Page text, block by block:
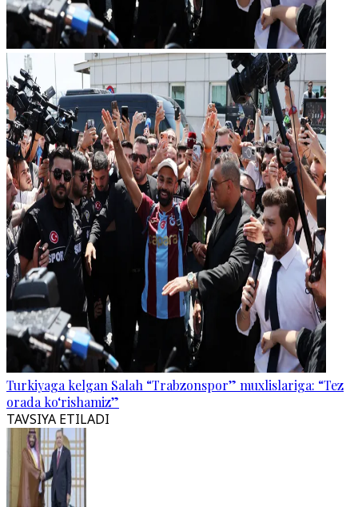
Turkiyaga kelgan Salah “Trabzonspor” muxlislariga: “Tez
orada ko‘rishamiz”
TAVSIYA ETILADI